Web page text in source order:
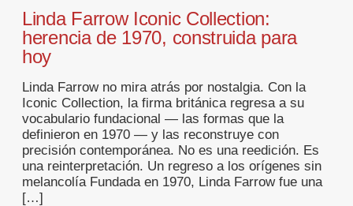
Linda Farrow Iconic Collection:
herencia de 1970, construida para
hoy
Linda Farrow no mira atrás por nostalgia. Con la
Iconic Collection, la firma británica regresa a su
vocabulario fundacional — las formas que la
definieron en 1970 — y las reconstruye con
precisión contemporánea. No es una reedición. Es
una reinterpretación. Un regreso a los orígenes sin
melancolía Fundada en 1970, Linda Farrow fue una
[…]